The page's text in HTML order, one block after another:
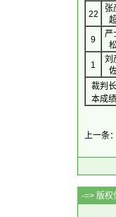
22
张
超
9
严
1
刘
裁判
本成
上一条
-=> 版权